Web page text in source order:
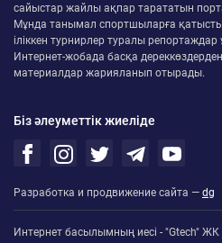
сайыстар жайлы ақпар тарататын
Мұнда танымал спортшыларға
іліккен турнирлер туралы
Интернет-жобада басқа
материалдар жарияланып отырады.
Біз әлеуметтік жиеліде
Разработка и продвижение сайта — dg
Интернет басылымның иесі - "Gtech" ЖК